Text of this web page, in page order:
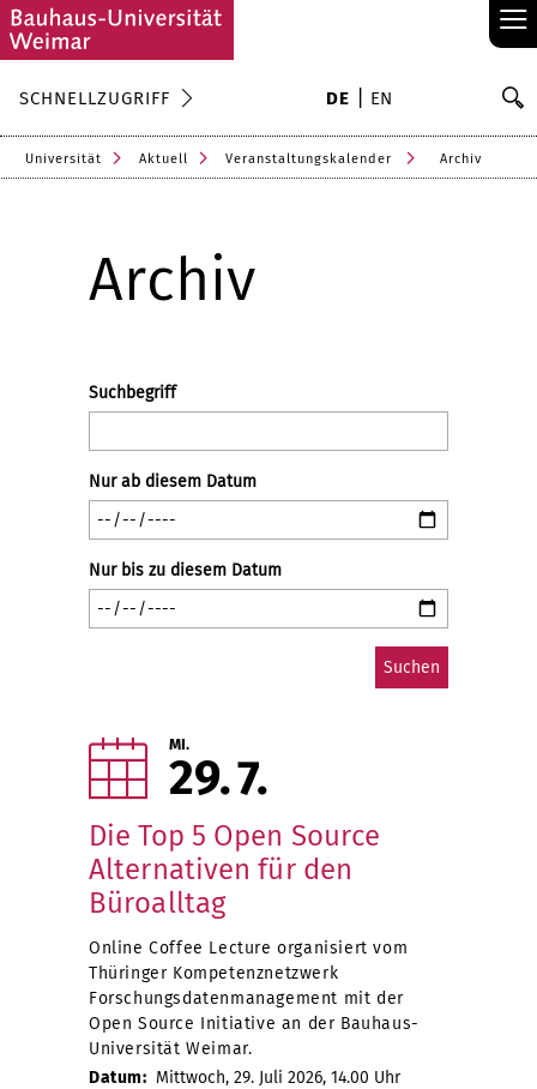
≡
SCHNELLZUGRIFF DE EN
Universität Aktuell Veranstaltungskalender Archiv
Archiv
Suchbegriff
Nur ab diesem Datum
Nur bis zu diesem Datum
MI.
29 7
Die Top 5 Open Source
Alternativen für den
Büroalltag
Online Coffee Lecture organisiert vom
Thüringer Kompetenznetzwerk
Forschungsdatenmanagement mit der
Open Source Initiative an der Bauhaus-
Universität Weimar.
Datum: Mittwoch, 29. Juli 2026, 14.00 Uhr